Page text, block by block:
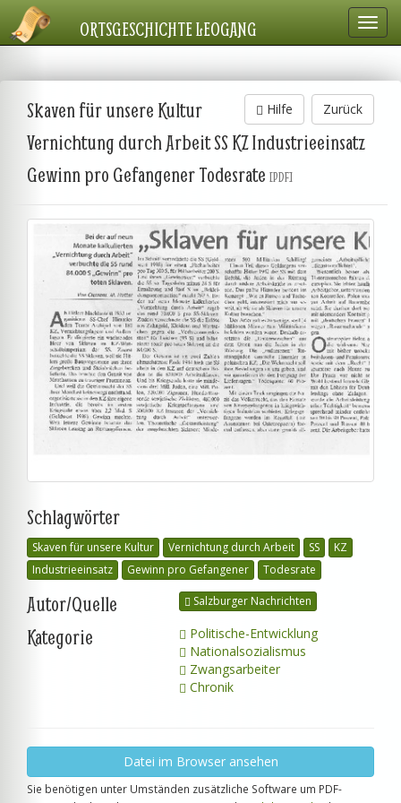
ORTSGESCHICHTE LEOGANG
Zurück
Hilfe
Skaven für unsere Kultur
Vernichtung durch Arbeit SS KZ Industrieeinsatz
Gewinn pro Gefangener Todesrate [PDF]
Schlagwörter
Skaven für unsere Kultur Vernichtung durch Arbeit SS
KZ
Industrieeinsatz
Gewinn pro Gefangener Todesrate
Autor/Quelle Salzburger Nachrichten
Kategorie
Politische-Entwicklung
Nationalsozialismus
Zwangsarbeiter
Chronik
Datei im Browser ansehen
Sie benötigen unter Umständen zusätzliche Software um PDF-